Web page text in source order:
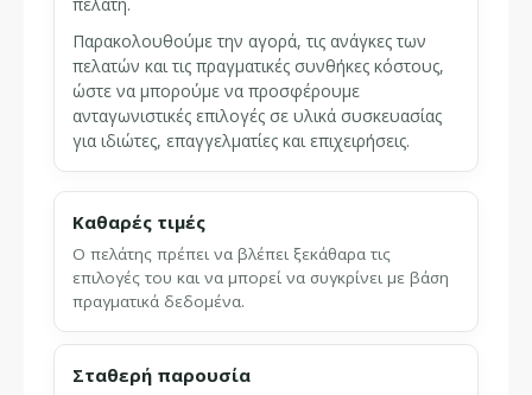
πελάτη.
Παρακολουθούμε την αγορά, τις ανάγκες των
πελατών και τις πραγματικές συνθήκες κόστους,
ώστε να μπορούμε να προσφέρουμε
ανταγωνιστικές επιλογές σε υλικά συσκευασίας
για ιδιώτες, επαγγελματίες και επιχειρήσεις.
Καθαρές τιμές
Ο πελάτης πρέπει να βλέπει ξεκάθαρα τις
επιλογές του και να μπορεί να συγκρίνει με βάση
πραγματικά δεδομένα.
Σταθερή παρουσία